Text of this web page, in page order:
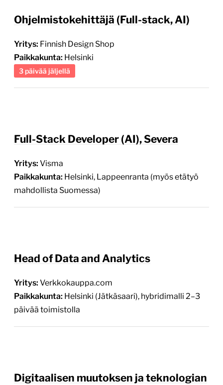
Ohjelmistokehittäjä (Full-stack, AI)
Yritys: Finnish Design Shop
Paikkakunta: Helsinki
3 päivää jäljellä
Full-Stack Developer (AI), Severa
Yritys: Visma
Paikkakunta: Helsinki, Lappeenranta (myös etätyö
mahdollista Suomessa)
Head of Data and Analytics
Yritys: Verkkokauppa.com
Paikkakunta: Helsinki (Jätkäsaari), hybridimalli 2–3
päivää toimistolla
Digitaalisen muutoksen ja teknologian